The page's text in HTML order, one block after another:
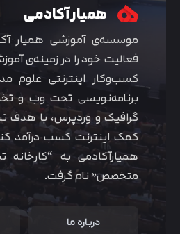
همیار آکادمی
فعالیت خود را در زمینه‌ی
کسب‌و‌کار اینترنتی علوم
برنامه‌نویسی تحت وب و
گرافیک و وردپرس، با هدف
کمک اینترنت کسب درآمد
همیارآکادمی به “کارخانه
متخصص” نام گرفت.
درباره ما
متوجه شدم